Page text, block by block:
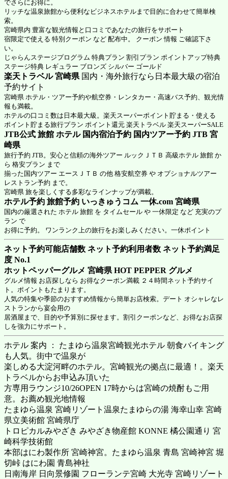
でさらにお得に。
リッチな温泉旅館から便利なビジネスホテルまで目的に合わせて簡単検
索。
宮崎県内 豊富な観光情報と口コミであなたの旅行をサポート
宿限定で使える 特別クーポン など 配布中。 クーポン 情報 ご確認下さ
い。
じゃらんステージプログラム 特典プラン 割引プラン ポイントアップ特典
ステージ特典 レギュラー ブロンズ シルバー ゴールド
楽天トラベル 宮崎県 国内・海外旅行なら日本最大級の宿泊
予約サイト
宮崎県 ホテル・ツアー予約や航空券・レンタカー・高速バス予約、観光情
報も満載。
ホテルの口コミ数は日本最大級。楽天スーパーポイント貯まる・使える
ポイント貯まる旅行プラン ポイント還元 楽天トラベル 楽天スーパーSALE
JTB公式 旅館 ホテル 国内宿泊予約 国内ツアー予約 JTB 宮
崎県
旅行予約 JTB。安心と信頼の海外ツアー ルックＪＴＢ 高級ホテル 旅館 か
ら 格安プラン まで
揃った国内ツアー エースＪＴＢ の他 格安航空券 や オプショナルツアー
レストラン予約 まで。
宮崎県 旅を楽しくする多彩なラインナップが満載。
ホテル予約 旅館予約 いっきゅうコム 一休.com 宮崎県
国内の厳選された ホテル 旅館 を タイムセール や 一休限定 など 充実のプ
ラン で
お得に予約。 ワンランク上の旅行をお楽しみください。一休ポイント
ネット予約可能店舗数 ネット予約利用者数 ネット予約満足
度 No.1
ホットペッパーグルメ 宮崎県 HOT PEPPER グルメ
グルメ情報 お店探しなら お得なクーポン満載 ２４時間ネット予約サイ
ト。ポイントもたまります。
人気の特集や季節のおすすめ情報から簡単お店検索。デート オシャレなレ
ストランから宴会用の
居酒屋まで、目的や予算別に探せます。割引クーポンなど、お得なお店探
しを強力にサポート。
ホテル 案内 ： たまゆら温泉宮崎観光ホテル 朝食バイキング
も人気。街中で温泉が
楽しめる大淀河畔のホテル。宮崎観光の拠点に最適！。楽天
トラベルからお申込み頂いた
方専用ラウンジ10/26OPEN 17時からは宮崎の焼酎もご用
意。お薦め観光地情報
たまゆら温泉 宮崎リゾート温泉たまゆらの湯 海幸山幸 宮崎
県立美術館 宮崎県庁
トロピカルみやざき みやざき物産館 KONNE 橘公園通り 宮
崎科学技術館
本部はにわ製作所 宮崎神宮。たまゆら温泉 青島 宮崎神宮 堀
切峠 はにわ園 青島神社
日南海岸 日向景修園 フローランテ宮崎 大光寺 宮崎リゾート